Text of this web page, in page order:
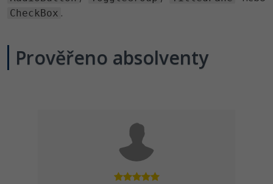
CheckBox .
Prověřeno absolventy